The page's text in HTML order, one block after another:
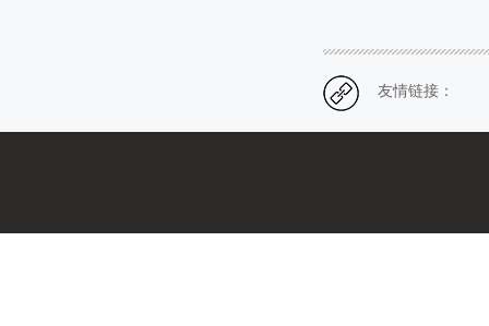
友情链接：